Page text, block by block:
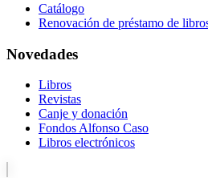
Catálogo
Renovación de préstamo de
Novedades
Libros
Revistas
Canje y donación
Fondos Alfonso Caso
Libros electrónicos